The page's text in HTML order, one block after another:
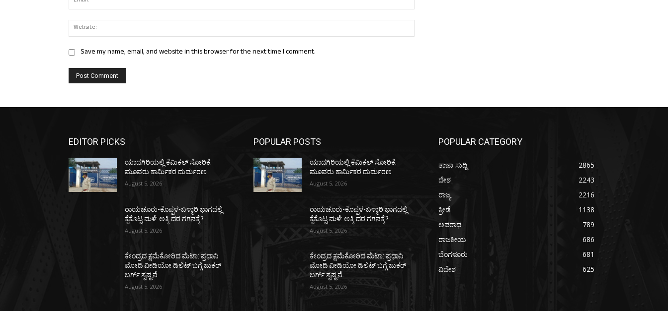
Save my name, email, and website in this browser for the next time I comment.
EDITOR PICKS
ಯಾದಗಿರಿಯಲ್ಲಿ ಕೆಮಿಕಲ್ ಸೋರಿಕೆ:
ಮೂವರು ಕಾರ್ಮಿಕರ ದುರ್ಮರಣ
August 5, 2026
ರಾಯಚೂರು-ಕೊಪ್ಪಳ-ಬಳ್ಳಾರಿ ಭಾಗದಲ್ಲಿ
ಕೈಕೊಟ್ಟ ಮಳೆ: ಅಕ್ಕಿ ದರ ಗಗನಕ್ಕೆ?
August 5, 2026
ಕೇಂದ್ರದ ಕ್ಷಮೆಕೋರಿದ ಮೆಟಾ: ಪ್ರಧಾನಿ
ಮೋದಿ ವೀಡಿಯೋ ಡಿಲಿಟ್ ಬಗ್ಗೆ ಜುಕರ್
ಬರ್ಗ್ ಸ್ಪಷ್ಟನೆ
August 5, 2026
POPULAR POSTS
ಯಾದಗಿರಿಯಲ್ಲಿ ಕೆಮಿಕಲ್ ಸೋರಿಕೆ:
ಮೂವರು ಕಾರ್ಮಿಕರ ದುರ್ಮರಣ
August 5, 2026
ರಾಯಚೂರು-ಕೊಪ್ಪಳ-ಬಳ್ಳಾರಿ ಭಾಗದಲ್ಲಿ
ಕೈಕೊಟ್ಟ ಮಳೆ: ಅಕ್ಕಿ ದರ ಗಗನಕ್ಕೆ?
August 5, 2026
ಕೇಂದ್ರದ ಕ್ಷಮೆಕೋರಿದ ಮೆಟಾ: ಪ್ರಧಾನಿ
ಮೋದಿ ವೀಡಿಯೋ ಡಿಲಿಟ್ ಬಗ್ಗೆ ಜುಕರ್
ಬರ್ಗ್ ಸ್ಪಷ್ಟನೆ
August 5, 2026
POPULAR CATEGORY
ತಾಜಾ ಸುದ್ದಿ
2865
ದೇಶ
2243
ರಾಜ್ಯ
2216
ಕ್ರೀಡೆ
1138
ಅಪರಾಧ
789
ರಾಜಕೀಯ
686
ಬೆಂಗಳೂರು
681
ವಿದೇಶ
625